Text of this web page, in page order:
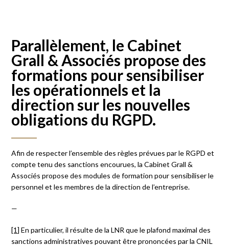
Parallèlement, le Cabinet
Grall & Associés propose des
formations pour sensibiliser
les opérationnels et la
direction sur les nouvelles
obligations du RGPD.
Afin de respecter l’ensemble des règles prévues par le RGPD et
compte tenu des sanctions encourues, la Cabinet Grall &
Associés propose des modules de formation pour sensibiliser le
personnel et les membres de la direction de l’entreprise.
—
[1] En particulier, il résulte de la LNR que le plafond maximal des
sanctions administratives pouvant être prononcées par la CNIL